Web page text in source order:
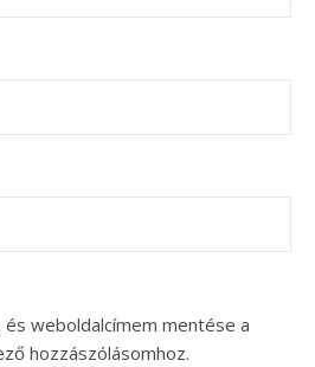
és weboldalcímem mentése a
hozzászólásomhoz.